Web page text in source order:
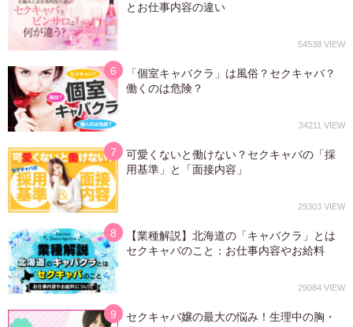
とお仕事内容の違い
54538
「個室キャバクラ」は風俗？セクキャバ？
働くのは危険？
34211
可愛くないと働けない？セクキャバの「採
用基準」と「面接内容」
29303
【業種解説】北海道の「キャバクラ」とは
セクキャバのこと：お仕事内容やお給料
29084
セクキャバ嬢の最大の悩み！生理中の胸・